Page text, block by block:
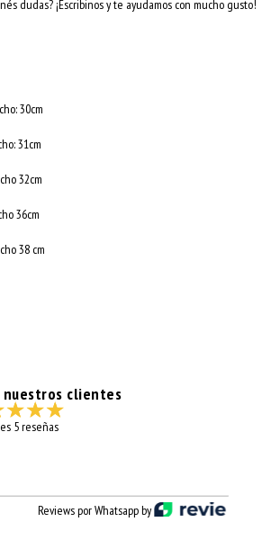
dudas? ¡Escribinos y te ayudamos con mucho gusto!
30cm
31cm
32cm
36cm
38 cm
nuestros clientes
5 reseñas
Reviews por Whatsapp by